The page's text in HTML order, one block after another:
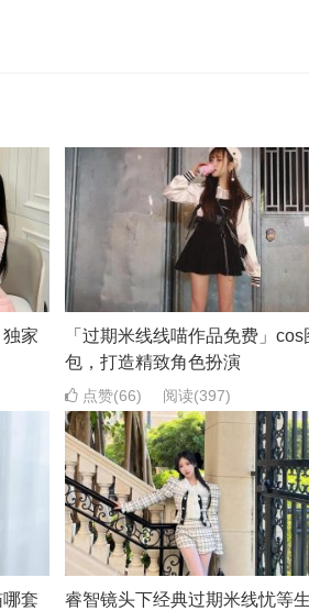
家
「过期米线线喵作品免费」cos
包，打造精致角色扮演
点赞(66) 阅读(397)
套
睿智镜头下经典过期米线忧等生